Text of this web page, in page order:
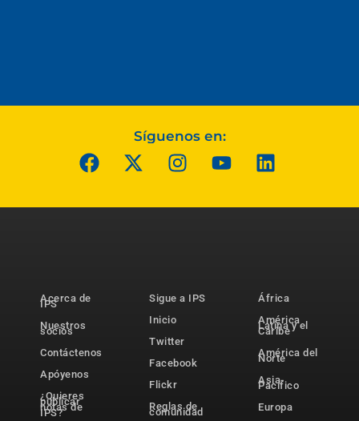
Síguenos en:
Acerca de
IPS
Nuestros
socios
Contáctenos
Apóyenos
¿Quieres
publicar
notas de
IPS?
Sigue a IPS
Inicio
Twitter
Facebook
Flickr
Reglas de
comunidad
África
América
Latina y el
Caribe
América del
Norte
Asia-
Pacífico
Europa